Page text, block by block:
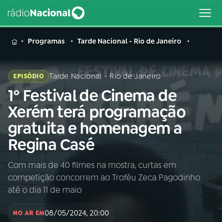
MENU
Buscar
na
Rádio
Nacional
Buscar
AO VIVO
01INÍCIO
02A RÁDIO
Programas Tarde Nacional - Rio de Janeiro
EPISÓDIO Tarde Nacional - Rio de Janeiro
1º Festival de Cinema de
Xerém terá programação
gratuita e homenagem a
Regina Casé
Com mais de 40 filmes na mostra, curtas em
competição concorrem ao Troféu Zeca Pagodinho
até o dia 11 de maio
NO AR EM08/05/2024, 20:00